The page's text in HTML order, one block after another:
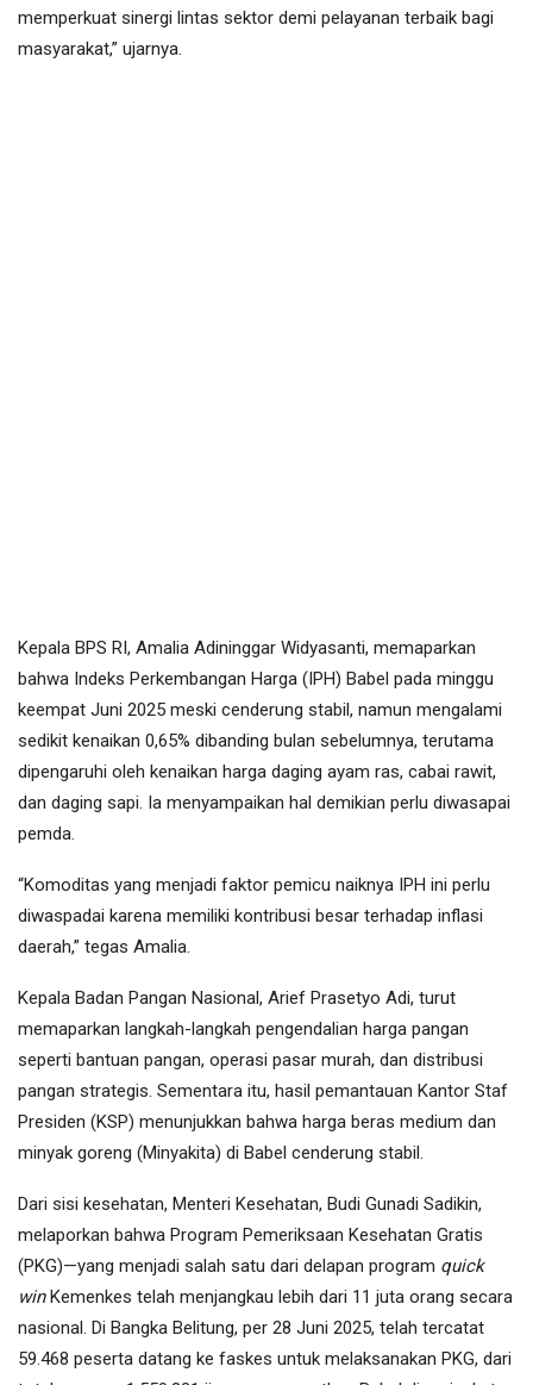
memperkuat sinergi lintas sektor demi pelayanan terbaik bagi
masyarakat,” ujarnya.
Kepala BPS RI, Amalia Adininggar Widyasanti, memaparkan
bahwa Indeks Perkembangan Harga (IPH) Babel pada minggu
keempat Juni 2025 meski cenderung stabil, namun mengalami
sedikit kenaikan 0,65% dibanding bulan sebelumnya, terutama
dipengaruhi oleh kenaikan harga daging ayam ras, cabai rawit,
dan daging sapi. Ia menyampaikan hal demikian perlu diwasapai
pemda.
“Komoditas yang menjadi faktor pemicu naiknya IPH ini perlu
diwaspadai karena memiliki kontribusi besar terhadap inflasi
daerah,” tegas Amalia.
Kepala Badan Pangan Nasional, Arief Prasetyo Adi, turut
memaparkan langkah-langkah pengendalian harga pangan
seperti bantuan pangan, operasi pasar murah, dan distribusi
pangan strategis. Sementara itu, hasil pemantauan Kantor Staf
Presiden (KSP) menunjukkan bahwa harga beras medium dan
minyak goreng (Minyakita) di Babel cenderung stabil.
Dari sisi kesehatan, Menteri Kesehatan, Budi Gunadi Sadikin,
melaporkan bahwa Program Pemeriksaan Kesehatan Gratis
(PKG)—yang menjadi salah satu dari delapan program quick
winKemenkes telah menjangkau lebih dari 11 juta orang secara
nasional. Di Bangka Belitung, per 28 Juni 2025, telah tercatat
59.468 peserta datang ke faskes untuk melaksanakan PKG, dari